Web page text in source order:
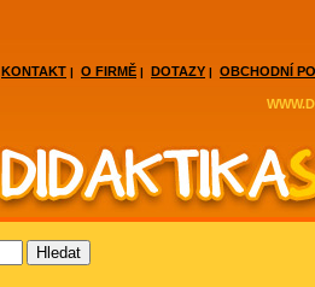
KONTAKT | O FIRMĚ | DOTAZY | OBCHODNÍ